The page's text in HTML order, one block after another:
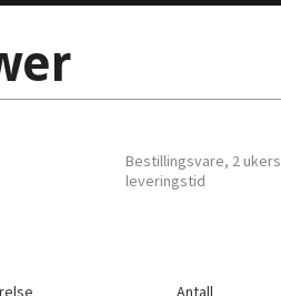
Bestillingsvare, 2 ukers
leveringstid
Antall